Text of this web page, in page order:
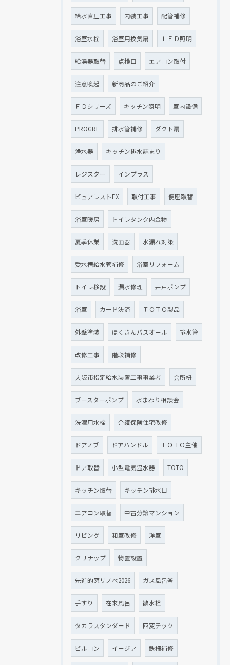
給水直圧工事 内装工事 配管補修
浴室水栓 浴室用換気扇 ＬＥＤ照明
給湯器取替 点検口 エアコン取付
注意喚起 新商品のご紹介
ＦＤシリーズ キッチン照明 室内設備
PROGRE 排水管補修 ダクト扇
浄水器 キッチン排水詰まり
レジスター インプラス
ピュアレストEX 取付工事 便座取替
浴室暖房 トイレタンク内金物
夏季休業 洗面器 水漏れ対策
受水槽給水管補修 浴室リフォーム
トイレ移設 漏水修理 井戸ポンプ
浴室 カード決済 ＴＯＴＯ製品
外壁塗装 ほくさんバスオール 排水管
改修工事 階段補修
大阪市指定給水装置工事事業者 会所枡
ブースターポンプ 水まわり相談会
洗濯用水栓 介護保険住宅改修
ドアノブ ドアハンドル ＴＯＴＯ主催
ドア取替 小型電気温水器 TOTO
キッチン取替 キッチン排水口
エアコン取替 中古分譲マンション
リビング 和室改修 洋室
クリナップ 物置設置
先進的窓リノベ2026 ガス風呂釜
手すり 在来風呂 散水栓
タカラスタンダード 四変テック
ビルコン イージア 鉄柵補修